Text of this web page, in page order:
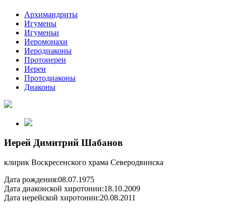
Архимандриты
Игумены
Игуменьи
Иеромонахи
Иеродиаконы
Протоиереи
Иереи
Протодиаконы
Диаконы
Иерей Димитрий Шабанов
клирик Воскресенского храма Северодвинска
Дата рождения:08.07.1975
Дата диаконской хиротонии:18.10.2009
Дата иерейской хиротонии:20.08.2011